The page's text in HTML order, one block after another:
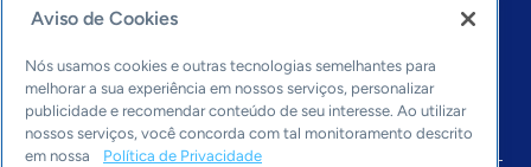
Economia & Política
Inovação & Tecnologia
Cultura empreendedora
Dados
Arquivo
Aviso de Cookies
Nós usamos cookies e outras tecnologias semelhantes para
melhorar a sua experiência em nossos serviços, personalizar
publicidade e recomendar conteúdo de seu interesse. Ao utilizar
nossos serviços, você concorda com tal monitoramento descrito
em nossa
Política de Privacidade